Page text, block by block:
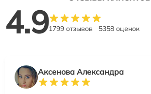
4.91799 отзывов 5358 оценок
Аксенова Александра